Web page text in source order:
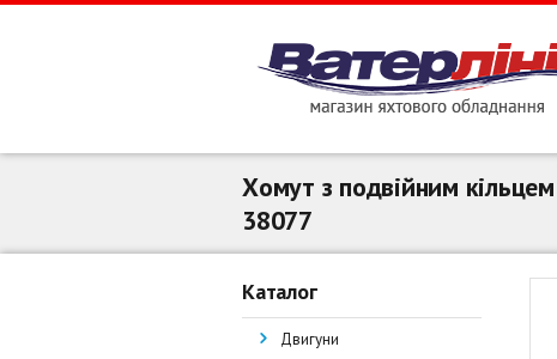
Хомут з подвійним
38077
Каталог
Двигуни